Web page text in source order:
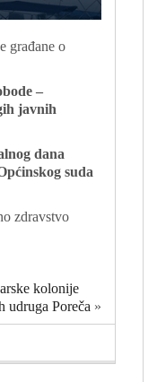
građane o
–
javnih
dana
suda
zdravstvo
kolonije
udruga Poreča »